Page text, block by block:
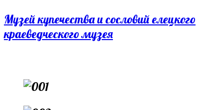
Перейти
к
Музей купечества и сословий елецкого
краеведческого музея